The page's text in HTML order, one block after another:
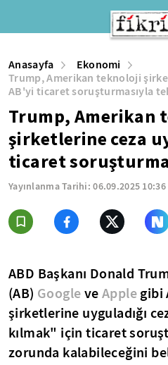
Anasayfa
Ekonomi
Trump, Amerikan teknoloji
AB'yi ticaret soruşturmasıyla
Trump, Amerikan
şirketlerine ceza
ticaret
Yayınlanma Tarihi:06.09.2025 10:36
ABD Başkanı Donald
(AB) GoogleveApplegibi
şirketlerine uyguladığı
kılmak" için ticaret
zorunda kalabileceğini